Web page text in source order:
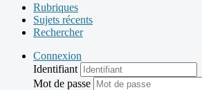
Rubriques
Sujets récents
Rechercher
Connexion
Identifiant
Mot de passe